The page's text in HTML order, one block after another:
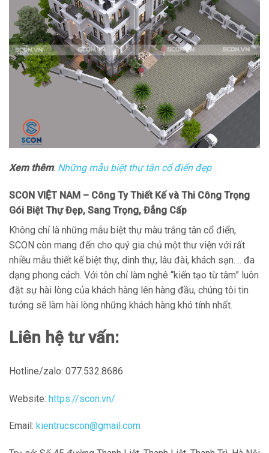
Xem thêm: Những mẫu biệt thự tân cổ điển đẹp
SCON VIỆT NAM – Công Ty Thiết Kế và Thi Công Trọng
Gói Biệt Thự Đẹp, Sang Trọng, Đẳng Cấp
Không chỉ là những mẫu biệt thự màu trắng tân cổ điển,
SCON còn mang đến cho quý gia chủ một thư viện với rất
nhiều mẫu thiết kế biệt thự, dinh thự, lâu đài, khách sạn…. đa
dạng phong cách. Với tôn chỉ làm nghê “kiến tạo từ tâm” luôn
đặt sự hài lòng của khách hàng lên hàng đầu, chúng tôi tin
tưởng sẽ làm hài lòng những khách hàng khó tính nhất.
Liên hệ tư vấn:
Hotline/zalo: 077.532.8686
Website: https://scon.vn/
Email: kientrucscon@gmail.com